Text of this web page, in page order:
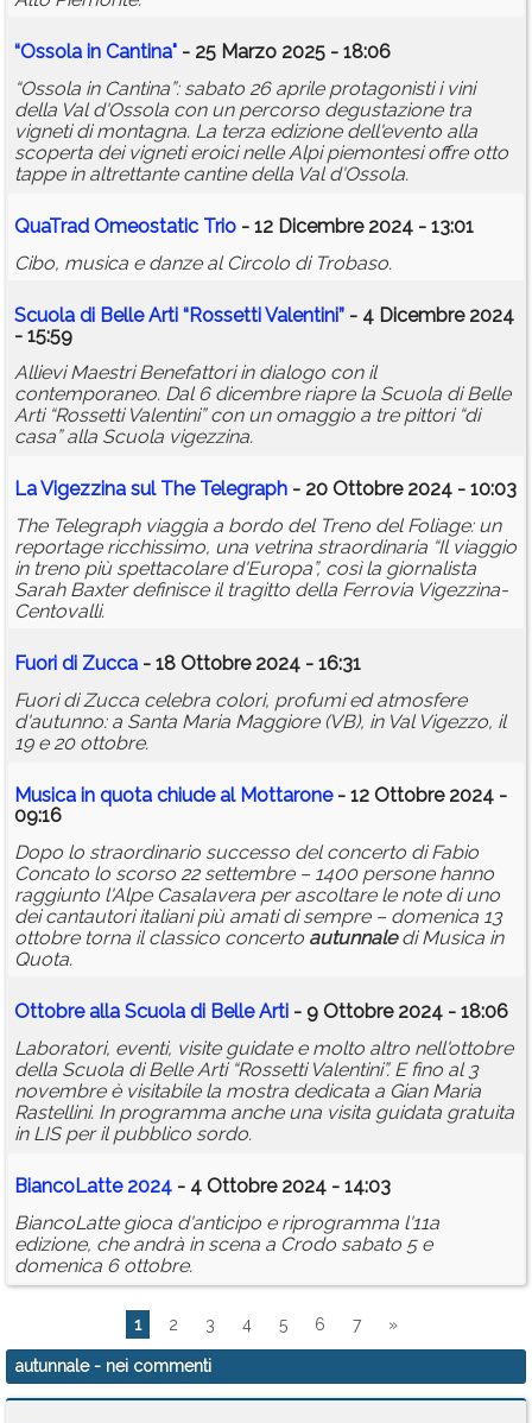
“Ossola in Cantina" - 25 Marzo 2025 - 18:06
“Ossola in Cantina”: sabato 26 aprile protagonisti i vini
della Val d'Ossola con un percorso degustazione tra
vigneti di montagna. La terza edizione dell'evento alla
scoperta dei vigneti eroici nelle Alpi piemontesi offre otto
tappe in altrettante cantine della Val d'Ossola.
QuaTrad Omeostatic Trio - 12 Dicembre 2024 - 13:01
Cibo, musica e danze al Circolo di Trobaso.
Scuola di Belle Arti “Rossetti Valentini” - 4 Dicembre 2024
- 15:59
Allievi Maestri Benefattori in dialogo con il
contemporaneo. Dal 6 dicembre riapre la Scuola di Belle
Arti “Rossetti Valentini” con un omaggio a tre pittori “di
casa” alla Scuola vigezzina.
La Vigezzina sul The Telegraph - 20 Ottobre 2024 - 10:03
The Telegraph viaggia a bordo del Treno del Foliage: un
reportage ricchissimo, una vetrina straordinaria “Il viaggio
in treno più spettacolare d'Europa”, così la giornalista
Sarah Baxter definisce il tragitto della Ferrovia Vigezzina-
Centovalli.
Fuori di Zucca - 18 Ottobre 2024 - 16:31
Fuori di Zucca celebra colori, profumi ed atmosfere
d'autunno: a Santa Maria Maggiore (VB), in Val Vigezzo, il
19 e 20 ottobre.
Musica in quota chiude al Mottarone- 12 Ottobre 2024 -
09:16
Dopo lo straordinario successo del concerto di Fabio
Concato lo scorso 22 settembre – 1400 persone hanno
raggiunto l'Alpe Casalavera per ascoltare le note di uno
dei cantautori italiani più amati di sempre – domenica 13
ottobre torna il classico concerto autunnaledi Musica in
Quota.
Ottobre alla Scuola di Belle Arti - 9 Ottobre 2024 - 18:06
Laboratori, eventi, visite guidate e molto altro nell'ottobre
della Scuola di Belle Arti “Rossetti Valentini”. E fino al 3
novembre è visitabile la mostra dedicata a Gian Maria
Rastellini. In programma anche una visita guidata gratuita
in LIS per il pubblico sordo.
BiancoLatte 2024 - 4 Ottobre 2024 - 14:03
BiancoLatte gioca d'anticipo e riprogramma l'11a
edizione, che andrà in scena a Crodo sabato 5 e
domenica 6 ottobre.
1 2 3 4 5 6 7 »
autunnale- nei commenti